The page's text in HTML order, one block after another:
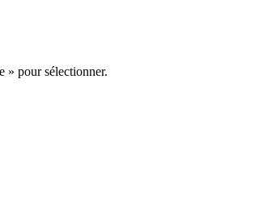
» pour sélectionner.